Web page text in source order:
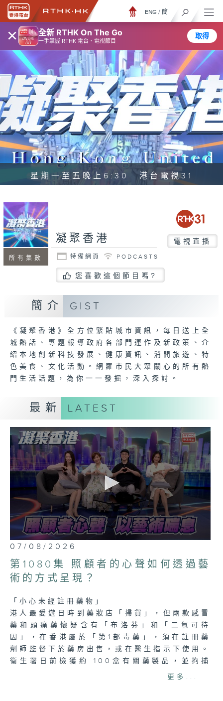
× 全新 RTHK On The Go
一手掌握 RTHK 電台、電視節目
取得
ENG / 簡
星期一至五晚上6:30 港台電視31
所有集數
凝聚香港 電視直播
特備網頁 PODCASTS
您喜歡這個節目嗎?
簡介 GIST
《凝聚香港》全方位緊貼城市資訊，每日送上全
城熱話、專題報導政府各部門運作及新政策、介
紹本地創新科技發展、健康資訊、消閒旅遊、特
色美食、文化活動。網羅市民大眾關心的所有熱
門生活話題，為你一一發掘，深入探討。
最新 LATEST
0
seconds
of
23
minutes,
7
07/08/2026
第1080集 照顧者的心聲如何透過藝
術的方式呈現？
「小心未經註冊藥物」
港人最愛遊日時到藥妝店「掃貨」，但兩款感冒
藥和頭痛藥懷疑含有「布洛芬」和「二氫可待
因」，在香港屬於「第1部毒藥」，須在註冊藥
劑師監督下於藥房出售，或在醫生指示下使用。
衞生署日前檢獲約 100盒有關藥製品，並拘捕
一人。市民購買藥物返港有甚麼風險？又會否觸
更多...